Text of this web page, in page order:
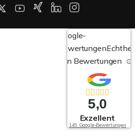
Google-
Bewertungen
von Bewertungen
5,0
Exzellent
149 Google-Bewertungen